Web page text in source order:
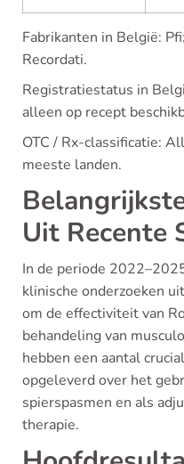
Fabrikanten in België:
Recordati.
Registratiestatus in
alleen op recept
OTC / Rx-classificatie:
meeste landen.
Uit Recente
In de periode
klinische onderzoeken
om de effectiviteit van
behandeling van
hebben een aantal
opgeleverd over het
spierspasmen en als
therapie.